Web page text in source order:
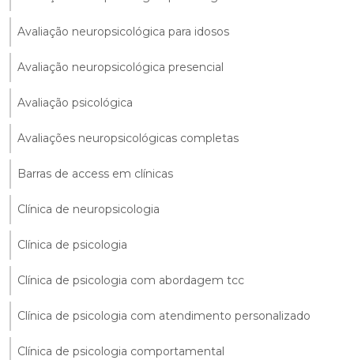
Avaliação neuropsicológica para idosos
Avaliação neuropsicológica presencial
Avaliação psicológica
Avaliações neuropsicológicas completas
Barras de access em clínicas
Clínica de neuropsicologia
Clínica de psicologia
Clínica de psicologia com abordagem tcc
Clínica de psicologia com atendimento personalizado
Clínica de psicologia comportamental